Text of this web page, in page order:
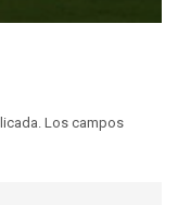
Los campos